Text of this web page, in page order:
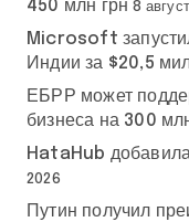
450 млн грн 8
Microsoft
Индии за $20,5
ЕБРР может
бизнеса на 300
HataHub
2026
Путин получил